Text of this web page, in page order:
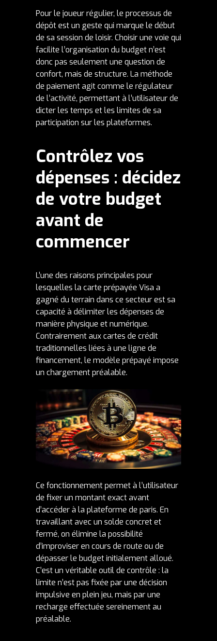
Pour le joueur régulier, le processus de
dépôt est un geste qui marque le début
de sa session de loisir. Choisir une voie qui
facilite l’organisation du budget n’est
donc pas seulement une question de
confort, mais de structure. La méthode
de paiement agit comme le régulateur
de l’activité, permettant à l’utilisateur de
dicter les temps et les limites de sa
participation sur les plateformes.
Contrôlez vos
dépenses : décidez
de votre budget
avant de
commencer
L’une des raisons principales pour
lesquelles la carte prépayée Visa a
gagné du terrain dans ce secteur est sa
capacité à délimiter les dépenses de
manière physique et numérique.
Contrairement aux cartes de crédit
traditionnelles liées à une ligne de
financement, le modèle prépayé impose
un chargement préalable.
Ce fonctionnement permet à l’utilisateur
de fixer un montant exact avant
d’accéder à la plateforme de paris. En
travaillant avec un solde concret et
fermé, on élimine la possibilité
d’improviser en cours de route ou de
dépasser le budget initialement alloué.
C’est un véritable outil de contrôle : la
limite n’est pas fixée par une décision
impulsive en plein jeu, mais par une
recharge effectuée sereinement au
préalable.